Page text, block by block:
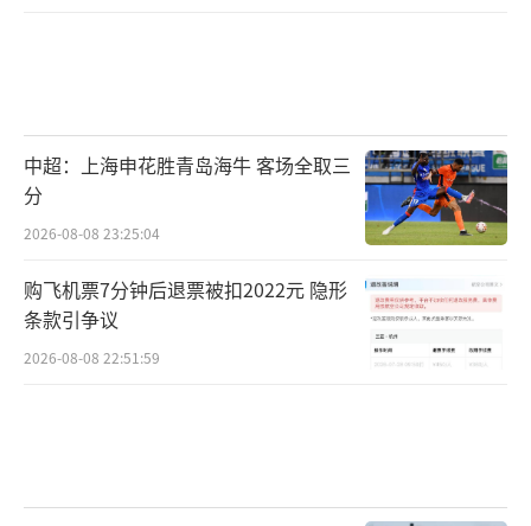
中超：上海申花胜青岛海牛 客场全取三
分
2026-08-08 23:25:04
购飞机票7分钟后退票被扣2022元 隐形
条款引争议
2026-08-08 22:51:59